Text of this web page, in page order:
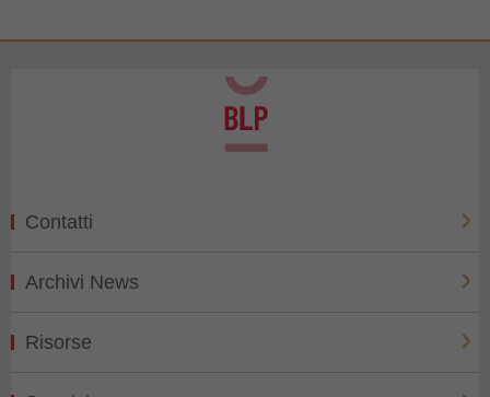
Contatti
Archivi News
Risorse